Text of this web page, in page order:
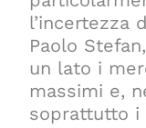
l’incertezza
Paolo
un lato i
massimi e,
soprattutto i